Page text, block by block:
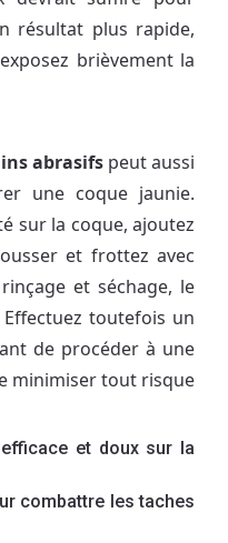
résultat plus rapide,
brièvement la
abrasifs peut aussi
une coque jaunie.
sur la coque, ajoutez
et frottez avec
et séchage, le
toutefois un
de procéder à une
minimiser tout risque
efficace et doux sur la
combattre les taches